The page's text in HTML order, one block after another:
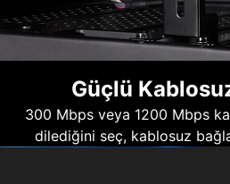
Güçlü
300 Mbps veya 1200 Mbps
dilediğini seç, kablosuz